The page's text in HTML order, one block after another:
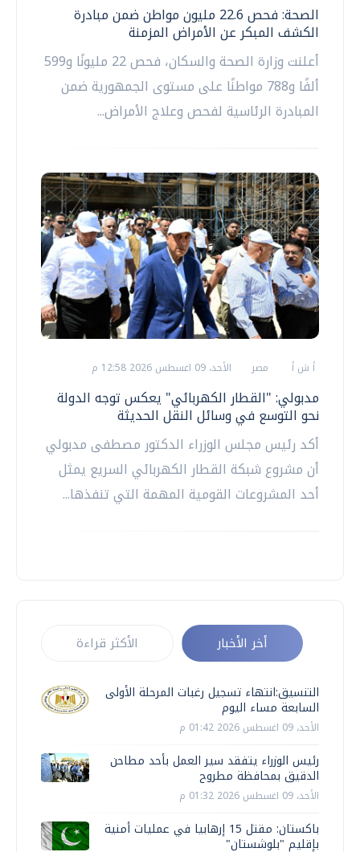
الصحة: فحص 22.6 مليون مواطن ضمن مبادرة
الكشف المبكر عن الأمراض المزمنة
أعلنت وزارة الصحة والسكان، فحص 22 مليونًا و599
ألفًا و788 مواطنًا على مستوى الجمهورية ضمن
المبادرة الرئاسية لفحص وعلاج الأمراض...
أ ش أ مصر الأحد، 09 اغسطس 2026 12:58 م
مدبولي: "القطار الكهربائي" يعكس توجه الدولة
نحو التوسع في وسائل النقل الحديثة
أكد رئيس مجلس الوزراء الدكتور مصطفى مدبولي
أن مشروع شبكة القطار الكهربائي السريع يمثل
أحد المشروعات القومية المهمة التي تنفذها...
أخر الأخبار الأكثر قراءة
التنسيق:انتهاء تسجيل رغبات المرحلة الأولى
السابعة مساء اليوم
الأحد، 09 اغسطس 2026 01:42 م
رئيس الوزراء يتفقد سير العمل بأحد مطاحن
الدقيق بمحافظة مطروح
الأحد، 09 اغسطس 2026 01:32 م
باكستان: مقتل 15 إرهابيا في عمليات أمنية
بإقليم "بلوشستان"